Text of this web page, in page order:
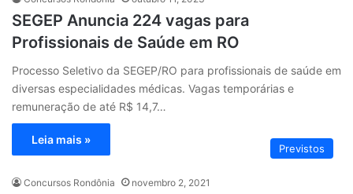
SEGEP Anuncia 224 vagas para
Profissionais de Saúde em RO
Processo Seletivo da SEGEP/RO para profissionais de saúde em
diversas especialidades médicas. Vagas temporárias e
remuneração de até R$ 14,7…
Leia mais »
Previstos
Concursos Rondônia novembro 2, 2021